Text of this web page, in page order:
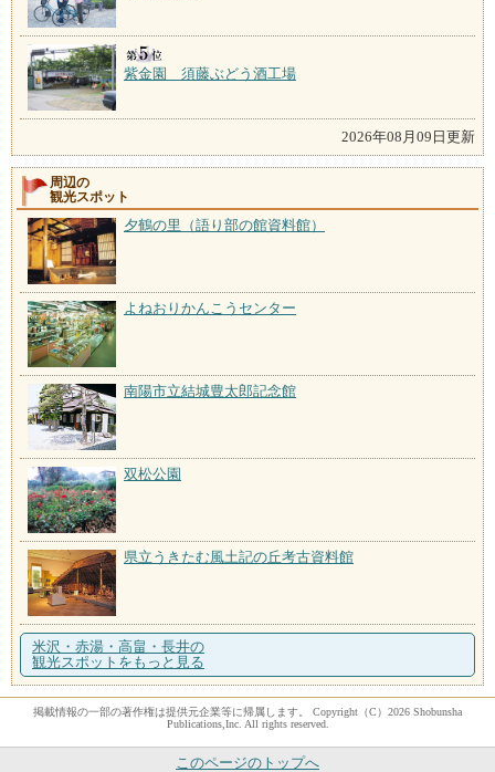
紫金園 須藤ぶどう酒工場
2026年08月09日更新
周辺の
観光スポット
夕鶴の里（語り部の館資料館）
よねおりかんこうセンター
南陽市立結城豊太郎記念館
双松公園
県立うきたむ風土記の丘考古資料館
米沢・赤湯・高畠・長井の
観光スポットをもっと見る
掲載情報の一部の著作権は提供元企業等に帰属します。 Copyright（C）2026 Shobunsha
Publications,Inc. All rights reserved.
このページのトップへ